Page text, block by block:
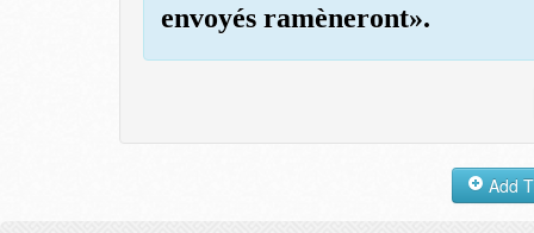
envoyés ramèneront».